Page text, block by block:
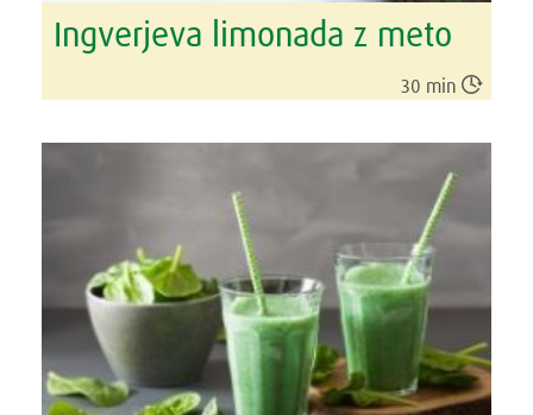
Ingverjeva limonada z meto
30 min 